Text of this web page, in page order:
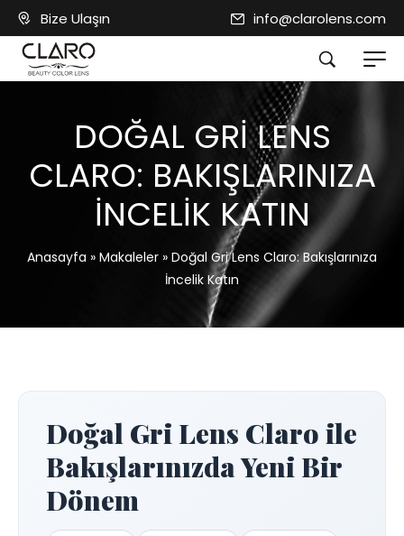
Bize Ulaşın info@clarolens.com
DOĞAL GRI LENS
CLARO: BAKIŞLARINIZA
İNCELIK KATIN
Anasayfa » Makaleler » Doğal Gri Lens Claro: Bakışlarınıza
İncelik Katın
Doğal Gri Lens Claro ile
Bakışlarınızda Yeni Bir
Dönem